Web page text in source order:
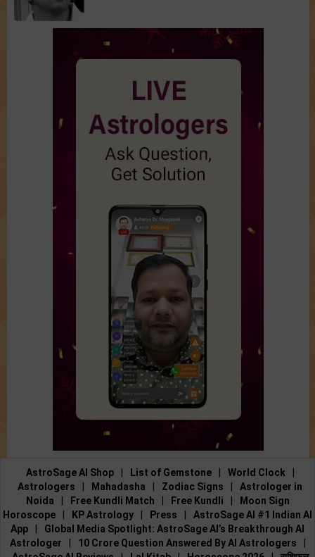
AstroSage AI Shop List of Gemstone World Clock
Astrologers
Mahadasha Zodiac Signs
Astrologer in
Noida
Free Kundli Match Free Kundli
Moon Sign
Horoscope
KP Astrology Press
AstroSage AI #1 Indian AI
App
Global Media Spotlight: AstroSage AI’s Breakthrough AI
Astrologer
10 Crore Question Answered By AI Astrologers